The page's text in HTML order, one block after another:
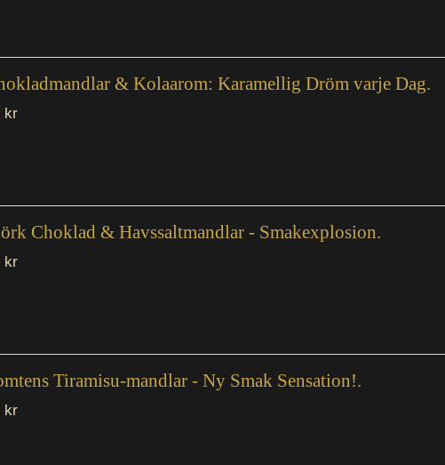
& Kolaarom: Karamellig Dröm varje Dag.
kr
Choklad & Havssaltmandlar - Smakexplosion.
kr
Tiramisu-mandlar - Ny Smak Sensation!.
kr